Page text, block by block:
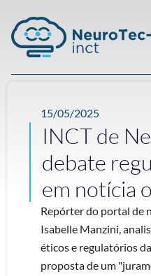
15/05/2025
INCT de
debate
em notícia
Repórter do portal de
Isabelle Manzini,
éticos e regulatórios
proposta de um